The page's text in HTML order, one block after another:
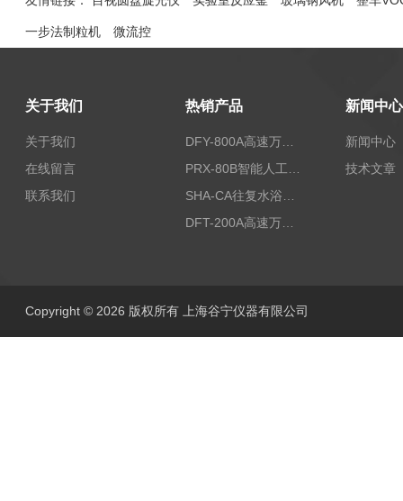
一步法制粒机 微流控
关于我们
关于我们
在线留言
联系我们
热销产品 新闻中心
新闻中心
技术文章
Copyright © 2026 版权所有 上海谷宁仪器有限公司